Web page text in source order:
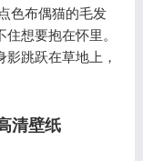
色布偶猫的毛发
想要抱在怀里。
跳跃在草地上，
清壁纸